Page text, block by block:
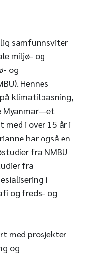
samfunnsviter
miljø- og
og
Hennes
klimatilpasning,
Myanmar—et
med i over 15 år i
har også en
fra NMBU
fra
i
og freds- og
med prosjekter
og